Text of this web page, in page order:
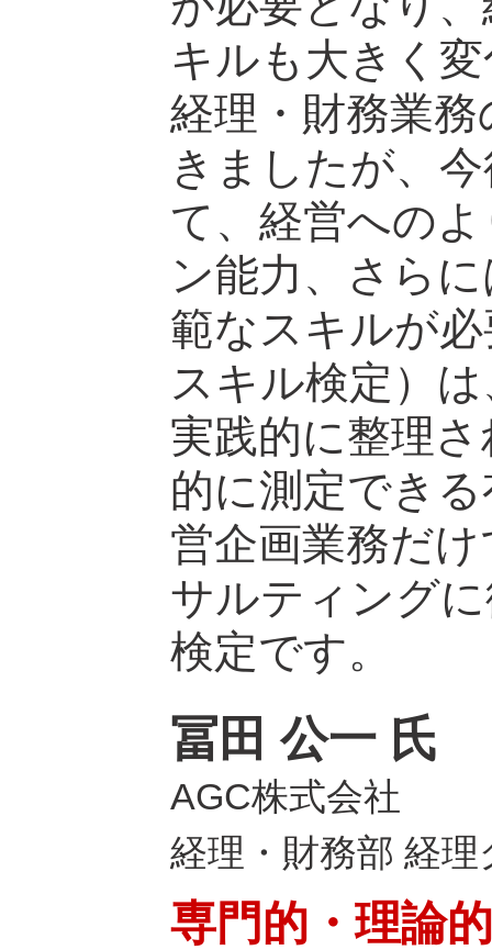
キルも大きく
経理・財務業
きましたが、
て、経営への
ン能力、さら
範なスキルが
スキル検定）
実践的に整理
的に測定でき
営企画業務だ
サルティング
検定です。
冨田 公一 氏
AGC株式会社
経理・財務部 経
専門的・理論